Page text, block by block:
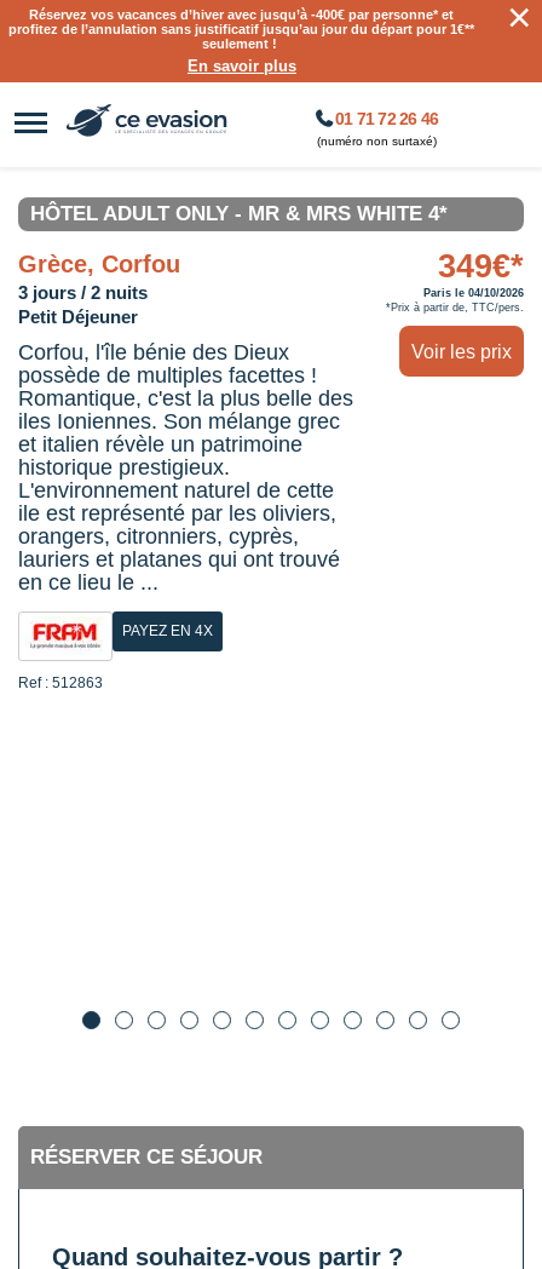
Réservez vos vacances d’hiver avec jusqu’à-400€ par personne* et
profitez de l’annulation sans justificatif jusqu’au jour du départ pour 1€**
seulement !
En savoir plus
×
01 71 72 26 46
(numéro non surtaxé)
HÔTEL ADULT ONLY - MR & MRS WHITE 4*
Grèce, Corfou
3 jours / 2 nuits
Petit Déjeuner
Corfou, l'île bénie des Dieux
possède de multiples facettes !
Romantique, c'est la plus belle des
iles Ioniennes. Son mélange grec
et italien révèle un patrimoine
historique prestigieux.
L'environnement naturel de cette
ile est représenté par les oliviers,
orangers, citronniers, cyprès,
lauriers et platanes qui ont trouvé
en ce lieu le ...
PAYEZ EN 4X
Ref : 512863
349€*
Paris le 04/10/2026
*Prix à partir de, TTC/pers.
Voir les prix
RÉSERVER CE SÉJOUR
Quand souhaitez-vous partir ?